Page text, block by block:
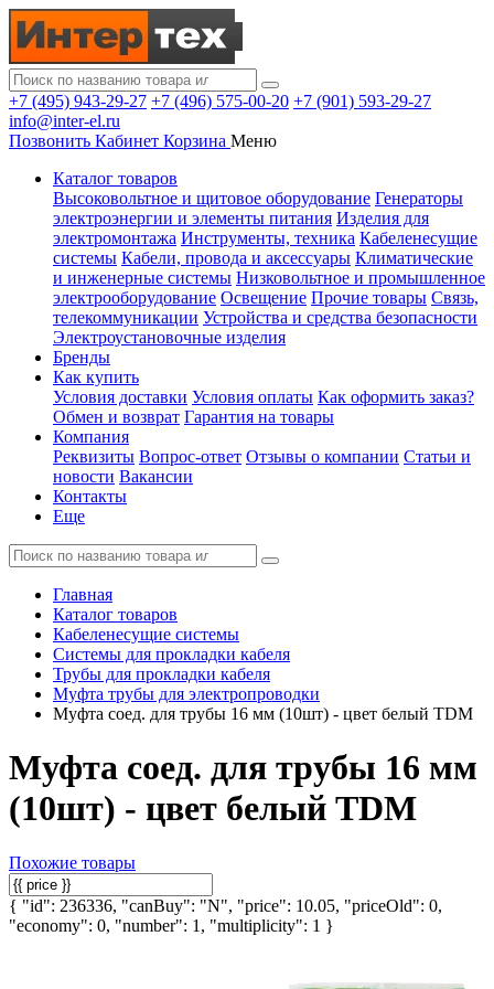
+7 (495) 943-29-27 +7 (496) 575-00-20 +7 (901) 593-29-27
info@inter-el.ru
Позвонить Кабинет Корзина Меню
Каталог товаров
Высоковольтное и щитовое оборудование Генераторы
электроэнергии и элементы питания Изделия для
электромонтажа Инструменты, техника Кабеленесущие
системы Кабели, провода и аксессуары Климатические
и инженерные системы Низковольтное и промышленное
электрооборудование Освещение Прочие товары Связь,
телекоммуникации Устройства и средства безопасности
Электроустановочные изделия
Бренды
Как купить
Условия доставки Условия оплаты Как оформить заказ?
Обмен и возврат Гарантия на товары
Компания
Реквизиты Вопрос-ответ Отзывы о компании Статьи и
новости Вакансии
Контакты
Еще
Главная
Каталог товаров
Кабеленесущие системы
Системы для прокладки кабеля
Трубы для прокладки кабеля
Муфта трубы для электропроводки
Муфта соед. для трубы 16 мм (10шт) - цвет белый TDM
Муфта соед. для трубы 16 мм
(10шт) - цвет белый TDM
Похожие товары
{ "id": 236336, "canBuy": "N", "price": 10.05, "priceOld": 0,
"economy": 0, "number": 1, "multiplicity": 1 }